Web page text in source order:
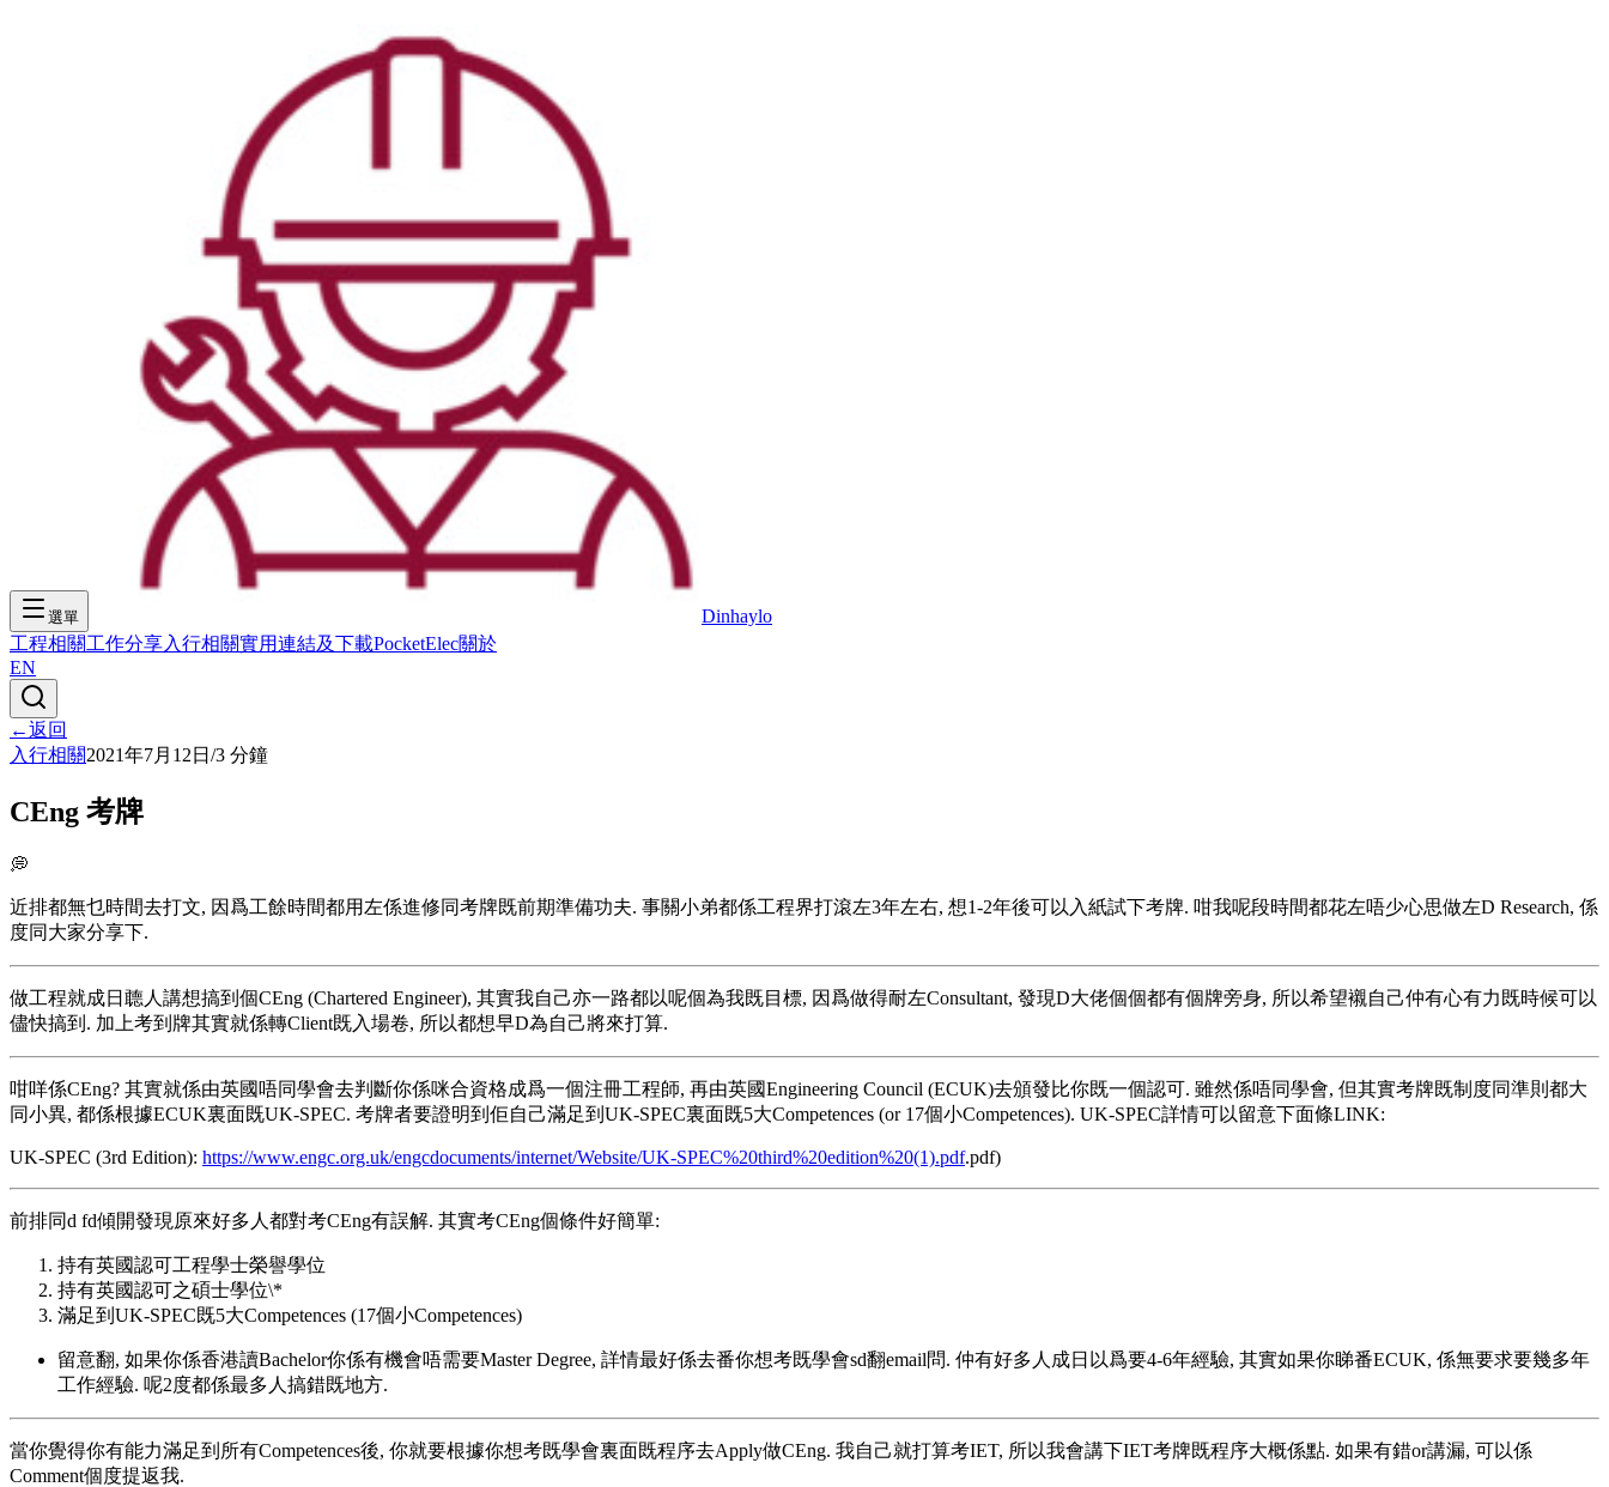
選單
Dinhaylo
工程相關工作分享入行相關實用連結及下載PocketElec關於
EN
←返回
入行相關2021年7月12日 /3 分鐘
CEng 考牌
💭
近排都無乜時間去打文, 因爲工餘時間都用左係進修同考牌既前期準備功夫. 事關小弟都係工程界打滾左3年左右, 想1-2年後可以入紙試下考牌. 咁我呢段時間都花左唔少心思做左D Research, 係
度同大家分享下.
做工程就成日聼人講想搞到個CEng (Chartered Engineer), 其實我自己亦一路都以呢個為我既目標, 因爲做得耐左Consultant, 發現D大佬個個都有個牌旁身, 所以希望襯自己仲有心有力既時候可以
儘快搞到. 加上考到牌其實就係轉Client既入場卷, 所以都想早D為自己將來打算.
咁咩係CEng? 其實就係由英國唔同學會去判斷你係咪合資格成爲一個注冊工程師, 再由英國Engineering Council (ECUK)去頒發比你既一個認可. 雖然係唔同學會, 但其實考牌既制度同準則都大
同小異, 都係根據ECUK裏面既UK-SPEC. 考牌者要證明到佢自己滿足到UK-SPEC裏面既5大Competences (or 17個小Competences). UK-SPEC詳情可以留意下面條LINK:
UK-SPEC (3rd Edition): https://www.engc.org.uk/engcdocuments/internet/Website/UK-SPEC%20third%20edition%20(1).pdf.pdf)
前排同d fd傾開發現原來好多人都對考CEng有誤解. 其實考CEng個條件好簡單:
持有英國認可工程學士榮譽學位
持有英國認可之碩士學位\*
滿足到UK-SPEC既5大Competences (17個小Competences)
留意翻, 如果你係香港讀Bachelor你係有機會唔需要Master Degree, 詳情最好係去番你想考既學會sd翻email問. 仲有好多人成日以爲要4-6年經驗, 其實如果你睇番ECUK, 係無要求要幾多年
工作經驗. 呢2度都係最多人搞錯既地方.
當你覺得你有能力滿足到所有Competences後, 你就要根據你想考既學會裏面既程序去Apply做CEng. 我自己就打算考IET, 所以我會講下IET考牌既程序大概係點. 如果有錯or講漏, 可以係
Comment個度提返我.